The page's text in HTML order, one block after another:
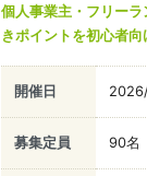
個人事業主・フリー
きポイントを初心者向
開催日
募集定員 90名